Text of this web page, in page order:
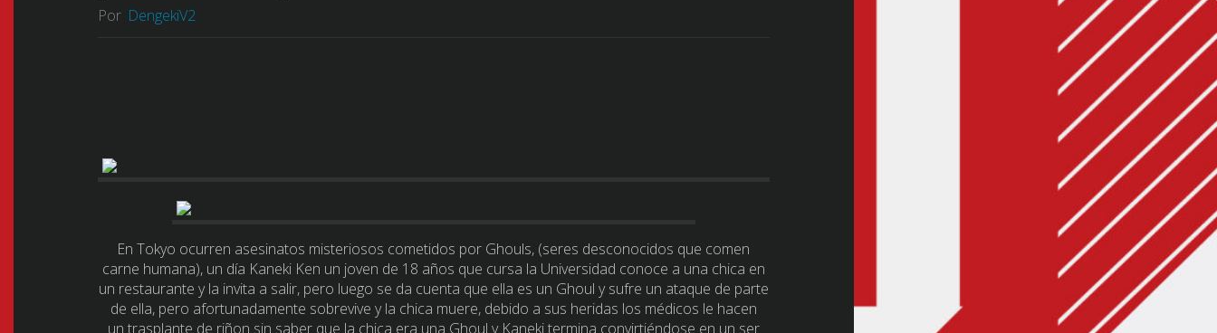
Por DengekiV2
En Tokyo ocurren asesinatos misteriosos cometidos por Ghouls, (seres desconocidos que comen
carne humana), un día Kaneki Ken un joven de 18 años que cursa la Universidad conoce a una chica en
un restaurante y la invita a salir, pero luego se da cuenta que ella es un Ghoul y sufre un ataque de parte
de ella, pero afortunadamente sobrevive y la chica muere, debido a sus heridas los médicos le hacen
un trasplante de riñon sin saber que la chica era una Ghoul y Kaneki termina convirtiéndose en un ser